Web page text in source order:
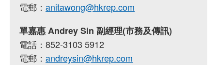
電郵： anitawong@hkrep.com
單嘉惠 Andrey Sin 副經理(市務及傳訊)
電話：852-3103 5912
電郵： andreysin@hkrep.com